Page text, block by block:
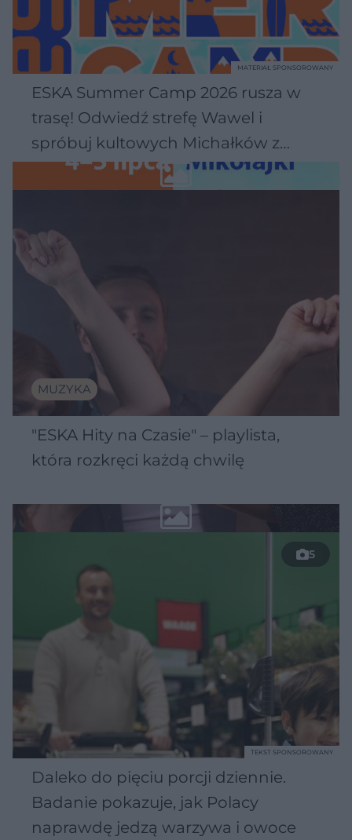
ESKA Summer Camp 2026 rusza w
trasę! Odwiedź strefę Wawel i
spróbuj kultowych Michałków z
Wawelu
MATERIAŁ SPONSOROWANY
MUZYKA
"ESKA Hity na Czasie" – playlista,
która rozkręci każdą chwilę
5
Daleko do pięciu porcji dziennie.
Badanie pokazuje, jak Polacy
naprawdę jedzą warzywa i owoce
TEKST SPONSOROWANY